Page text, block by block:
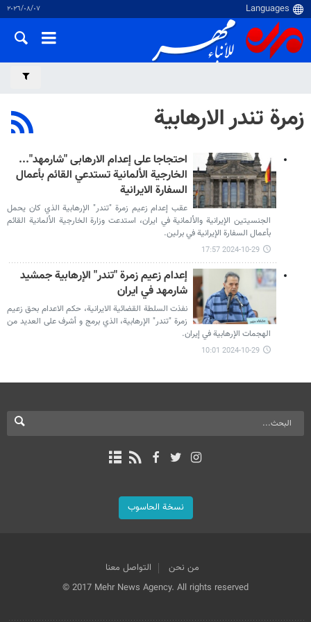
٠٧‏/٠٨‏/٢٠٢٦
زمرة تندر الارهابية
احتجاجا على إعدام الارهابی "شارمهد"...
الخارجية الألمانية تستدعي القائم بأعمال
السفارة الايرانية
عقب إعدام زعيم زمرة "تندر" الإرهابية الذي كان يحمل
الجنسيتين الإيرانية والألمانية في ايران، استدعت وزارة الخارجية الألمانية القائم
بأعمال السفارة الإيرانية في برلين.
2024-10-29 17:57
إعدام زعيم زمرة "تندر" الإرهابية جمشید
شارمهد في ايران
نفذت السلطة القضائية الايرانية، حكم الاعدام بحق زعيم
زمرة "تندر" الإرهابية، الذي برمج و أشرف على العديد من
الهجمات الإرهابية في إيران.
2024-10-29 10:01
نسخة الحاسوب
من نحن
التواصل معنا
© 2017 Mehr News Agency. All rights reserved